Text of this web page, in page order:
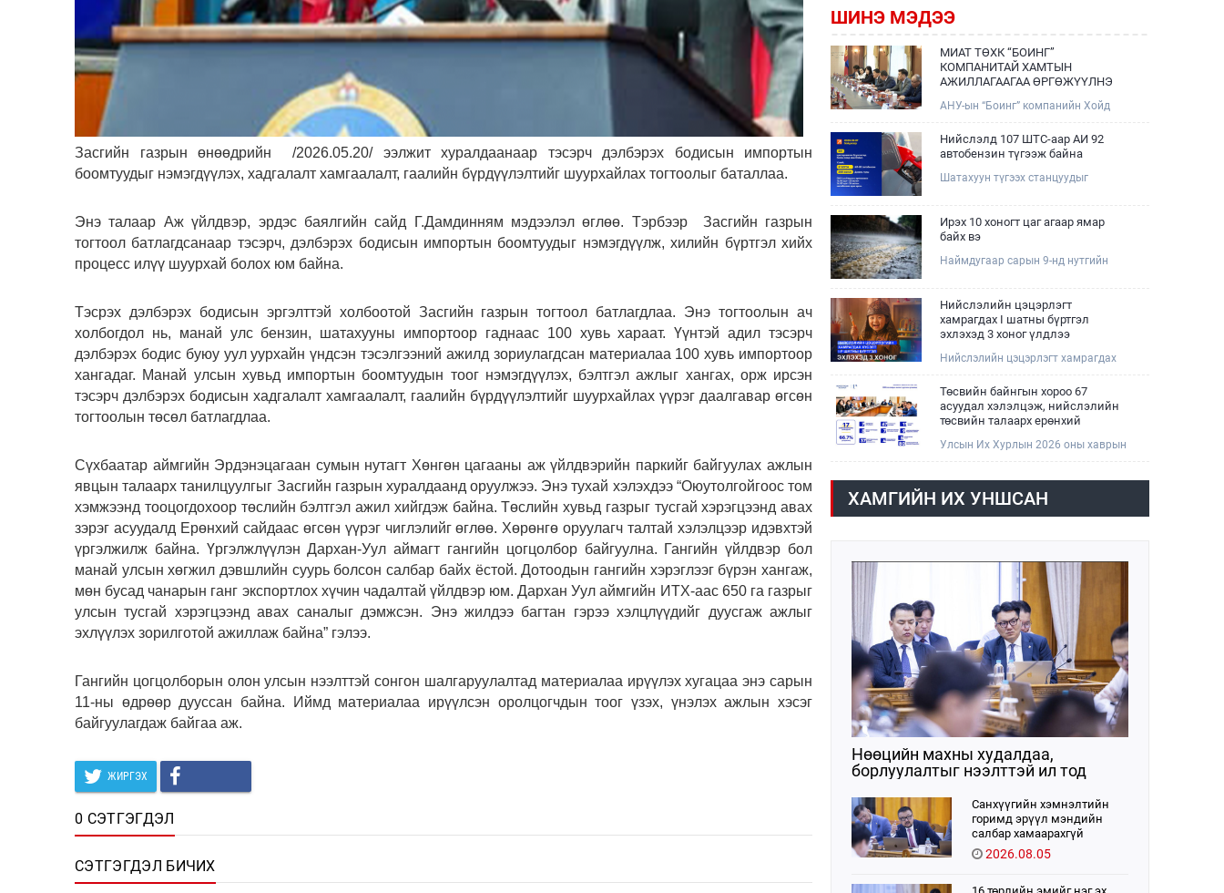
Засгийн газрын өнөөдрийн /2026.05.20/ ээлжит хуралдаанаар тэсэрч дэлбэрэх бодисын импортын
боомтуудыг нэмэгдүүлэх, хадгалалт хамгаалалт, гаалийн бүрдүүлэлтийг шуурхайлах тогтоолыг баталлаа.
Энэ талаар Аж үйлдвэр, эрдэс баялгийн сайд Г.Дамдинням мэдээлэл өглөө. Тэрбээр Засгийн газрын
тогтоол батлагдсанаар тэсэрч, дэлбэрэх бодисын импортын боомтуудыг нэмэгдүүлж, хилийн бүртгэл хийх
процесс илүү шуурхай болох юм байна.
Тэсрэх дэлбэрэх бодисын эргэлттэй холбоотой Засгийн газрын тогтоол батлагдлаа. Энэ тогтоолын ач
холбогдол нь, манай улс бензин, шатахууны импортоор гаднаас 100 хувь хараат. Үүнтэй адил тэсэрч
дэлбэрэх бодис буюу уул уурхайн үндсэн тэсэлгээний ажилд зориулагдсан материалаа 100 хувь импортоор
хангадаг. Манай улсын хувьд импортын боомтуудын тоог нэмэгдүүлэх, бэлтгэл ажлыг хангах, орж ирсэн
тэсэрч дэлбэрэх бодисын хадгалалт хамгаалалт, гаалийн бүрдүүлэлтийг шуурхайлах үүрэг даалгавар өгсөн
тогтоолын төсөл батлагдлаа.
Сүхбаатар аймгийн Эрдэнэцагаан сумын нутагт Хөнгөн цагааны аж үйлдвэрийн паркийг байгуулах ажлын
явцын талаарх танилцуулгыг Засгийн газрын хуралдаанд оруулжээ. Энэ тухай хэлэхдээ “Оюутолгойгоос том
хэмжээнд тооцогдохоор төслийн бэлтгэл ажил хийгдэж байна. Төслийн хувьд газрыг тусгай хэрэгцээнд авах
зэрэг асуудалд Ерөнхий сайдаас өгсөн үүрэг чиглэлийг өглөө. Хөрөнгө оруулагч талтай хэлэлцээр идэвхтэй
үргэлжилж байна. Үргэлжлүүлэн Дархан-Уул аймагт гангийн цогцолбор байгуулна. Гангийн үйлдвэр бол
манай улсын хөгжил дэвшлийн суурь болсон салбар байх ёстой. Дотоодын гангийн хэрэглээг бүрэн хангаж,
мөн бусад чанарын ганг экспортлох хүчин чадалтай үйлдвэр юм. Дархан Уул аймгийн ИТХ-аас 650 га газрыг
улсын тусгай хэрэгцээнд авах саналыг дэмжсэн. Энэ жилдээ багтан гэрээ хэлцлүүдийг дуусгаж ажлыг
эхлүүлэх зорилготой ажиллаж байна” гэлээ.
Гангийн цогцолборын олон улсын нээлттэй сонгон шалгаруулалтад материалаа ирүүлэх хугацаа энэ сарын
11-ны өдрөөр дууссан байна. Иймд материалаа ирүүлсэн оролцогчдын тоог үзэх, үнэлэх ажлын хэсэг
байгуулагдаж байгаа аж.
ЖИРГЭХ
0 СЭТГЭГДЭЛ
СЭТГЭГДЭЛ БИЧИХ
ШИНЭ МЭДЭЭ
МИАТ ТӨХК “БОИНГ”
КОМПАНИТАЙ ХАМТЫН
АЖИЛЛАГААГАА ӨРГӨЖҮҮЛНЭ
АНУ-ын “Боинг” компанийн Хойд
борлуулалт, маркетингийн асуудал
хариуцсан Дэд ерөнхийлөгч Жэф
Эдвардс тэргүүтэй төлөөлөгчдийг
Зам, тээврийн сайд Б.Дэлгэрсайхан
Нийслэлд 107 ШТС-аар АИ 92
автобензин түгээж байна
Шатахуун түгээх станцуудыг
Ирэх 10 хоногт цаг агаар ямар
байх вэ
Наймдугаар сарын 9-нд нутгийн
хэсгээр ахиухан хэмжээний бороо
орох тул болзошгүй үер, усны
аюулаас анхаарна уу.
Нийслэлийн цэцэрлэгт
хамрагдах I шатны бүртгэл
эхлэхэд 3 хоног үлдлээ
Нийслэлийн цэцэрлэгт хамрагдах
өдрөөс 08 сарын 23-ны өдрийг
дуустал "E-Mongolia" платформоор
дамжуулан цахимаар хүлээн
авна.Хүүхдээ цэцэрлэгт хамруулах
үйлчилгээг авахдаа дараах
Төсвийн байнгын хороо 67
асуудал хэлэлцэж, нийслэлийн
төсвийн талаарх ерөнхий
байгуулсан байна
Улсын Их Хурлын 2026 оны хаврын
мэдүүлсэн хууль, Улсын Их Хурлын
бусад шийдвэрийн төслийг
хэлэлцүүлэх, Улсын Их Хурлын
хяналтыг хэрэгжүүлэх, хуульд
тусгайлан заасан асуудлаар Улсын
Их Хурлын тогтоолын төсөл
боловсруулах чиг үүргээ
хэрэгжүүлэн ажиллажээ.
ХАМГИЙН ИХ УНШСАН
Нөөцийн махны худалдаа,
борлуулалтыг нээлттэй ил тод
Санхүүгийн хэмнэлтийн
горимд эрүүл мэндийн
салбар хамаарахгүй
2026.08.05